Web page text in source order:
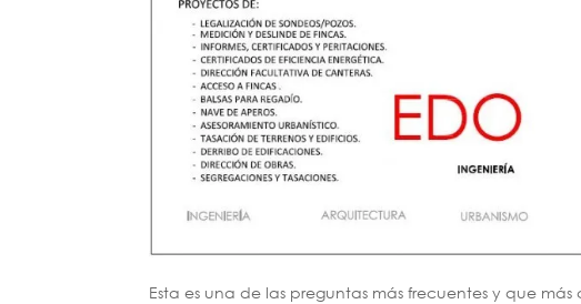
Esta es una de las preguntas más frecuentes y que